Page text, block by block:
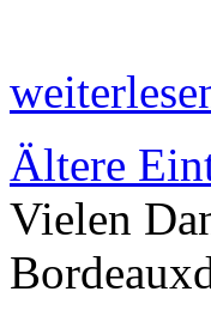
Ältere
Vielen